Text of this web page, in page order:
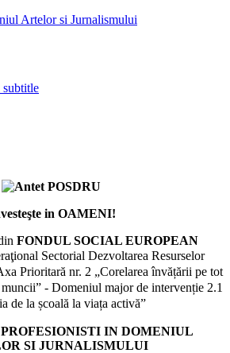
subtitle
in OAMENI!
FONDUL SOCIAL EUROPEAN
Sectorial Dezvoltarea Resurselor
Prioritară nr. 2 „Corelarea învățării pe tot
- Domeniul major de intervenție 2.1
de la școală la viața activă”
PROFESIONISTI IN DOMENIUL
SI JURNALISMULUI